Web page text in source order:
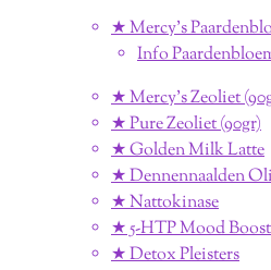
★ Mercy's
Info
★ Mercy's Zeoliet
★ Pure Zeoliet (90gr)
★ Golden Milk Latte
★ Dennennaalden
★ Nattokinase
★ 5-HTP Mood
★ Detox Pleisters